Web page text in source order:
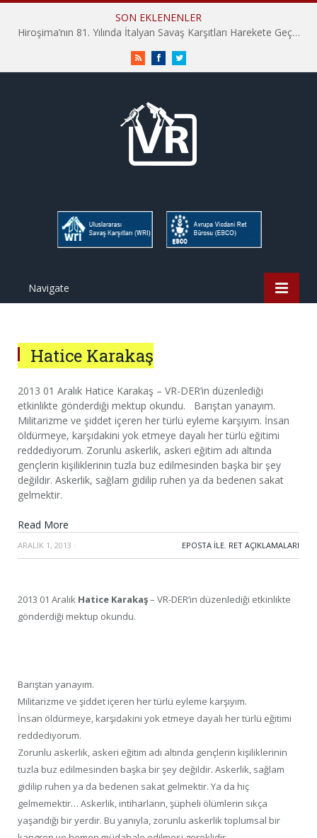
SON EKLENENLER
Hiroşima’nın 81. Yılında İtalyan Savaş Karşıtları Harekete Geçti: “Hatırlamak yeterli değil”
RSS FacebookTwitter
Navigate
Hatice Karakaş
2013 01 Aralık Hatice Karakaş – VR-DER’in düzenlediği
etkinlikte gönderdiği mektup okundu. Barıştan yanayım.
Militarizme ve şiddet içeren her türlü eyleme karşıyım. İnsan
öldürmeye, karşıdakini yok etmeye dayalı her türlü eğitimi
reddediyorum. Zorunlu askerlik, askeri eğitim adı altında
gençlerin kişiliklerinin tuzla buz edilmesinden başka bir şey
değildir. Askerlik, sağlam gidilip ruhen ya da bedenen sakat
gelmektir.
Read More
ARALIK 1, 2013 · EPOSTA ILE, RET AÇIKLAMALARI
2013 01 Aralık Hatice Karakaş– VR-DER’in düzenlediği etkinlikte
gönderdiği mektup okundu.
Barıştan yanayım.
Militarizme ve şiddet içeren her türlü eyleme karşıyım.
İnsan öldürmeye, karşıdakini yok etmeye dayalı her türlü eğitimi
reddediyorum.
Zorunlu askerlik, askeri eğitim adı altında gençlerin kişiliklerinin
tuzla buz edilmesinden başka bir şey değildir. Askerlik, sağlam
gidilip ruhen ya da bedenen sakat gelmektir. Ya da hiç
gelmemektir… Askerlik, intiharların, şüpheli ölümlerin sıkça
yaşandığı bir yerdir. Bu yanıyla, zorunlu askerlik toplumsal bir